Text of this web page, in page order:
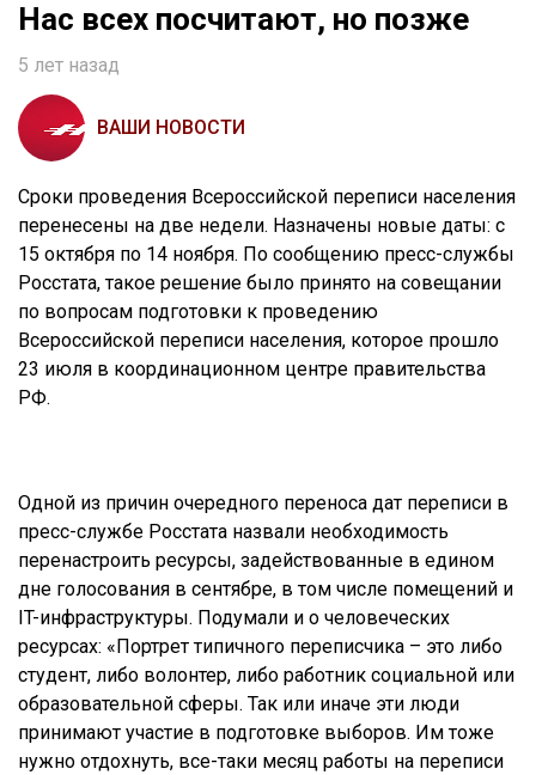
Нас всех посчитают, но позже
5 лет назад
ВАШИ НОВОСТИ
Сроки проведения Всероссийской переписи населения
перенесены на две недели. Назначены новые даты: с
15 октября по 14 ноября. По сообщению пресс-службы
Росстата, такое решение было принято на совещании
по вопросам подготовки к проведению
Всероссийской переписи населения, которое прошло
23 июля в координационном центре правительства
РФ.
Одной из причин очередного переноса дат переписи в
пресс-службе Росстата назвали необходимость
перенастроить ресурсы, задействованные в едином
дне голосования в сентябре, в том числе помещений и
IT-инфраструктуры. Подумали и о человеческих
ресурсах: «Портрет типичного переписчика – это либо
студент, либо волонтер, либо работник социальной или
образовательной сферы. Так или иначе эти люди
принимают участие в подготовке выборов. Им тоже
нужно отдохнуть, все-таки месяц работы на переписи